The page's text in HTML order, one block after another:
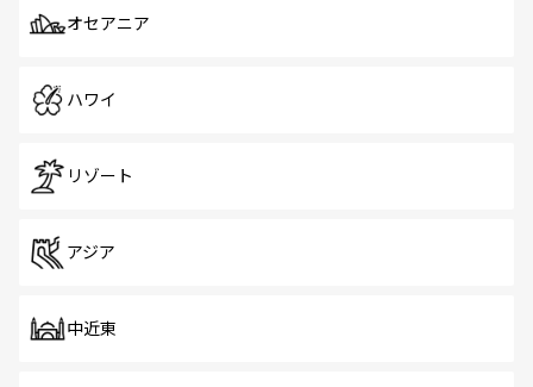
オセアニア
ハワイ
リゾート
アジア
中近東